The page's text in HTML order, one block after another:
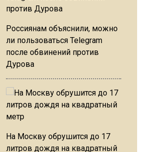
Россиянам объяснили, можно
ли пользоваться Telegram
после обвинений против
Дурова
На Москву обрушится до 17
литров дождя на квадратный